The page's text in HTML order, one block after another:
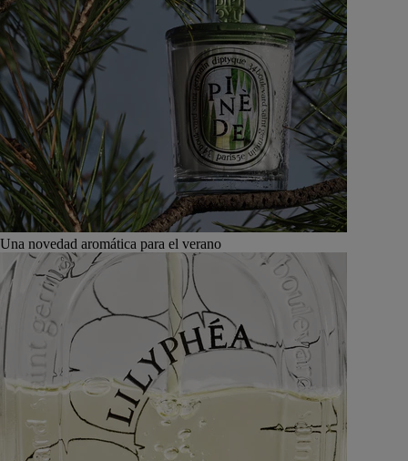
Una novedad aromática para el verano